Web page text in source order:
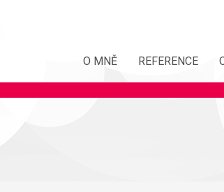
O MNĚ REFERENCE